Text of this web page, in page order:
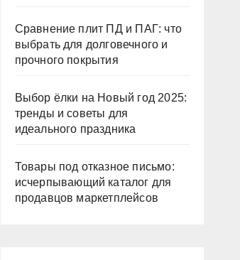
Сравнение плит ПД и ПАГ: что
выбрать для долговечного и
прочного покрытия
Выбор ёлки на Новый год 2025:
тренды и советы для
идеального праздника
Товары под отказное письмо:
исчерпывающий каталог для
продавцов маркетплейсов